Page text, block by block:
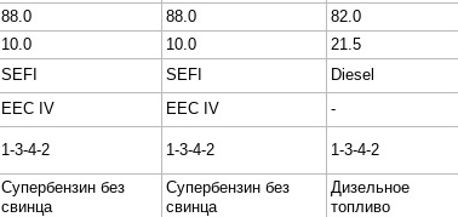
88.0 88.0
82.0
10.0 10.0
21.5
SEFI SEFI Diesel
EEC IV EEC IV
-
1-3-4-2 1-3-4-2 1-3-4-2
Супербензин без
свинца
Супербензин без
свинца
Дизельное
топливо